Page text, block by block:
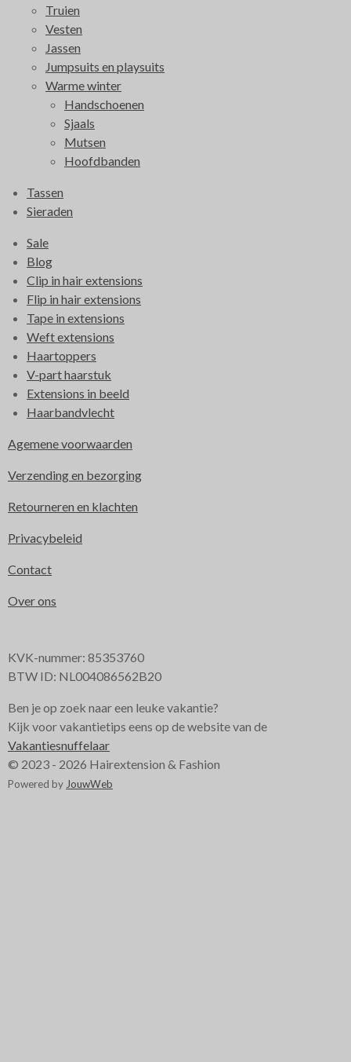
Truien
Vesten
Jassen
Jumpsuits en playsuits
Warme winter
Handschoenen
Sjaals
Mutsen
Hoofdbanden
Tassen
Sieraden
Sale
Blog
Clip in hair extensions
Flip in hair extensions
Tape in extensions
Weft extensions
Haartoppers
V-part haarstuk
Extensions in beeld
Haarbandvlecht
Agemene voorwaarden
Verzending en bezorging
Retourneren en klachten
Privacybeleid
Contact
Over ons
KVK-nummer: 85353760
BTW ID: NL004086562B20
Ben je op zoek naar een leuke vakantie?
Kijk voor vakantietips eens op de website van de
Vakantiesnuffelaar
© 2023 - 2026 Hairextension & Fashion
Powered byJouwWeb